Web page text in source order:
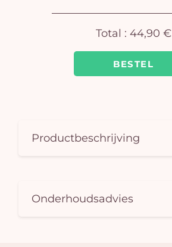
BESTEL
Total : 44,90 €
Productbeschrijving
Onderhoudsadvies